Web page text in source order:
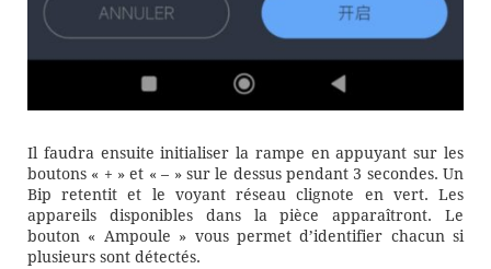
Il faudra ensuite initialiser la rampe en appuyant sur les
boutons « + » et « – » sur le dessus pendant 3 secondes. Un
Bip retentit et le voyant réseau clignote en vert. Les
appareils disponibles dans la pièce apparaîtront. Le
bouton « Ampoule » vous permet d’identifier chacun si
plusieurs sont détectés.